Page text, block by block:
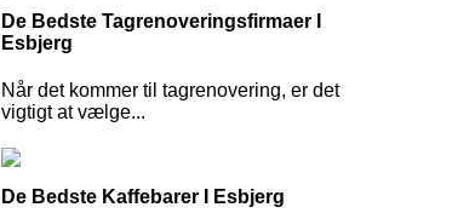
De Bedste Tagrenoveringsfirmaer I
Esbjerg
Når det kommer til tagrenovering, er det
vigtigt at vælge...
De Bedste Kaffebarer I Esbjerg